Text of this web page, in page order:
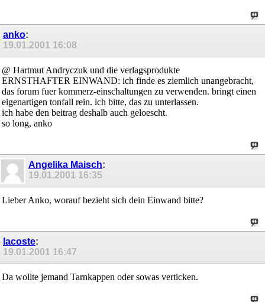
anko:
19.01.2001 16:08
@ Hartmut Andryczuk und die verlagsprodukte
ERNSTHAFTER EINWAND: ich finde es ziemlich unangebracht,
das forum fuer kommerz-einschaltungen zu verwenden. bringt einen
eigenartigen tonfall rein. ich bitte, das zu unterlassen.
ich habe den beitrag deshalb auch geloescht.
so long, anko
Angelika Maisch:
19.01.2001 16:35
Lieber Anko, worauf bezieht sich dein Einwand bitte?
lacoste:
19.01.2001 16:47
Da wollte jemand Tarnkappen oder sowas verticken.